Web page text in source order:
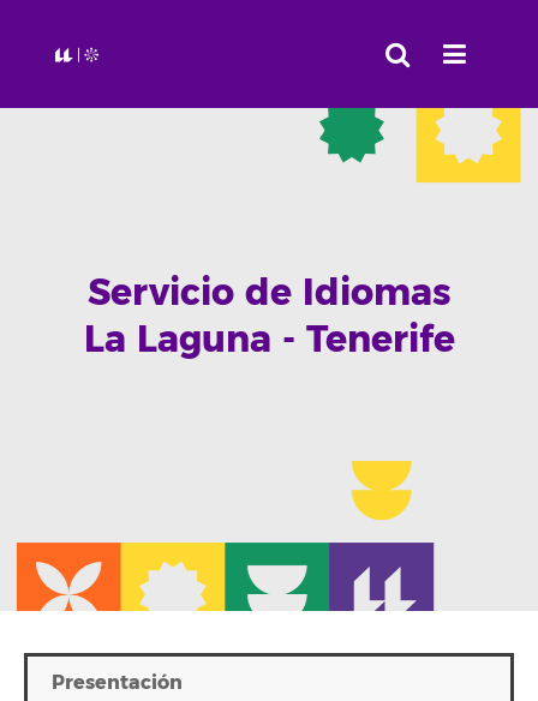
Servicio de Idiomas
La Laguna - Tenerife
Presentación